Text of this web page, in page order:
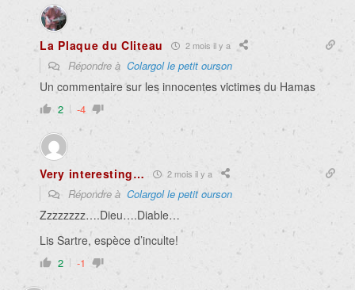
La Plaque du Cliteau 2 mois il y a
Répondre à Colargol le petit ourson
Un commentaire sur les innocentes victimes du Hamas
2 -4
Very interesting… 2 mois il y a
Répondre à Colargol le petit ourson
Zzzzzzzz….Dieu….Diable…
Lis Sartre, espèce d’inculte!
2 -1